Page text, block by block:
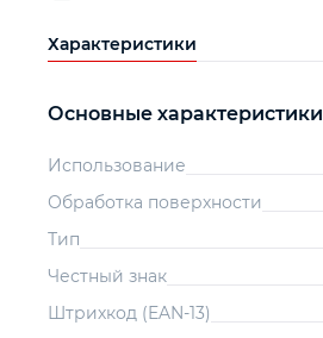
Характеристики
Основные характеристики
Использование
Обработка поверхности
Тип
Честный знак
Штрихкод (EAN-13)